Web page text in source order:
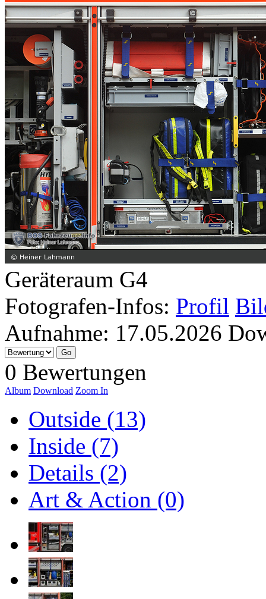
Geräteraum G4
Fotografen-Infos: Profil
Aufnahme: 17.05.2026
0 Bewertungen
Album Download Zoom In
Outside (13)
Inside (7)
Details (2)
Art & Action (0)